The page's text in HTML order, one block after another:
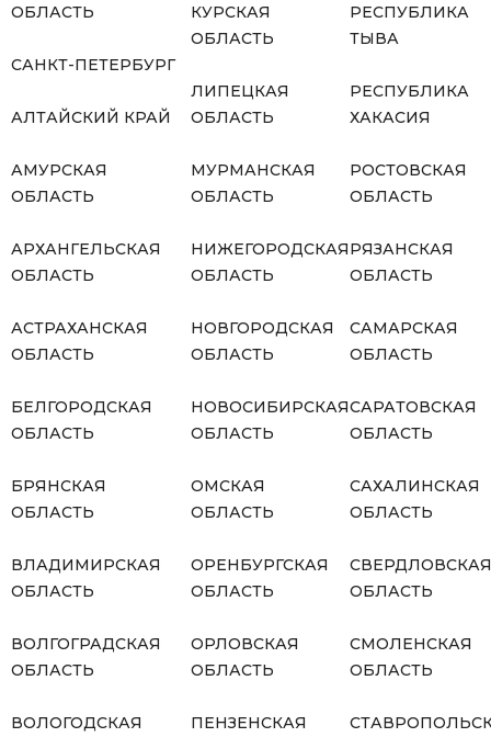
ОБЛАСТЬ
САНКТ-ПЕТЕРБУРГ
АЛТАЙСКИЙ КРАЙ
АМУРСКАЯ
ОБЛАСТЬ
АРХАНГЕЛЬСКАЯ
ОБЛАСТЬ
АСТРАХАНСКАЯ
ОБЛАСТЬ
БЕЛГОРОДСКАЯ
ОБЛАСТЬ
БРЯНСКАЯ
ОБЛАСТЬ
ВЛАДИМИРСКАЯ
ОБЛАСТЬ
ВОЛГОГРАДСКАЯ
ОБЛАСТЬ
ВОЛОГОДСКАЯ
КУРСКАЯ
ОБЛАСТЬ
ЛИПЕЦКАЯ
ОБЛАСТЬ
МУРМАНСКАЯ
ОБЛАСТЬ
НИЖЕГОРОДСКАЯ
ОБЛАСТЬ
НОВГОРОДСКАЯ
ОБЛАСТЬ
НОВОСИБИРСКАЯ
ОБЛАСТЬ
ОМСКАЯ
ОБЛАСТЬ
ОРЕНБУРГСКАЯ
ОБЛАСТЬ
ОРЛОВСКАЯ
ОБЛАСТЬ
ПЕНЗЕНСКАЯ
РЕСПУБЛИКА
ТЫВА
РЕСПУБЛИКА
ХАКАСИЯ
РОСТОВСКАЯ
ОБЛАСТЬ
РЯЗАНСКАЯ
ОБЛАСТЬ
САМАРСКАЯ
ОБЛАСТЬ
САРАТОВСКАЯ
ОБЛАСТЬ
САХАЛИНСКАЯ
ОБЛАСТЬ
СВЕРДЛОВСКАЯ
ОБЛАСТЬ
СМОЛЕНСКАЯ
ОБЛАСТЬ